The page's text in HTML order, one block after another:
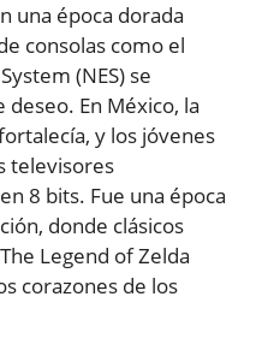
una época dorada
consolas como el
(NES) se
En México, la
y los jóvenes
televisores
8 bits. Fue una época
donde clásicos
Legend of Zelda
corazones de los